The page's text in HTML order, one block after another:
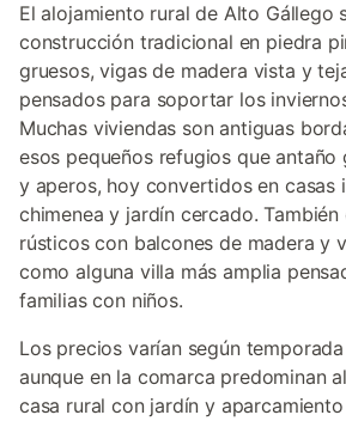
El alojamiento rural de Alto Gállego
construcción tradicional en piedra
gruesos, vigas de madera vista y
pensados para soportar los
Muchas viviendas son antiguas
esos pequeños refugios que antaño
y aperos, hoy convertidos en casas
chimenea y jardín cercado.
rústicos con balcones de madera y
como alguna villa más amplia
familias con niños.
Los precios varían según
aunque en la comarca predominan
casa rural con jardín y